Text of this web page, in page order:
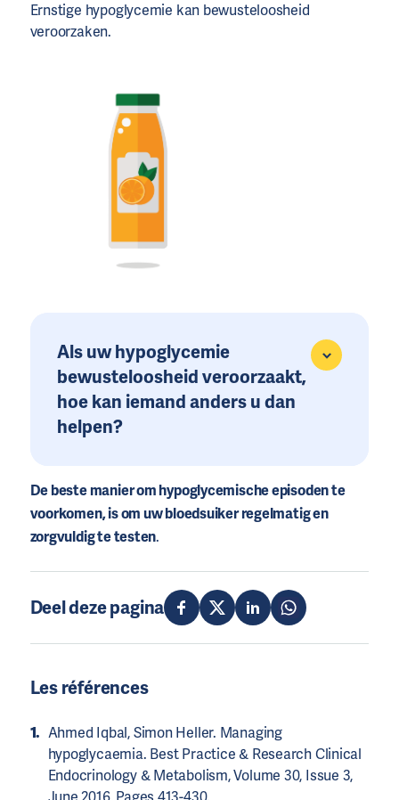
Ernstige hypoglycemie kan bewusteloosheid
veroorzaken.
Als uw hypoglycemie
bewusteloosheid veroorzaakt,
hoe kan iemand anders u dan
helpen?
De beste manier om hypoglycemische episoden te
voorkomen, is om uw bloedsuiker regelmatig en
zorgvuldig te testen.
Deel deze pagina
Les références
Ahmed Iqbal, Simon Heller. Managing
hypoglycaemia. Best Practice & Research Clinical
Endocrinology & Metabolism, Volume 30, Issue 3,